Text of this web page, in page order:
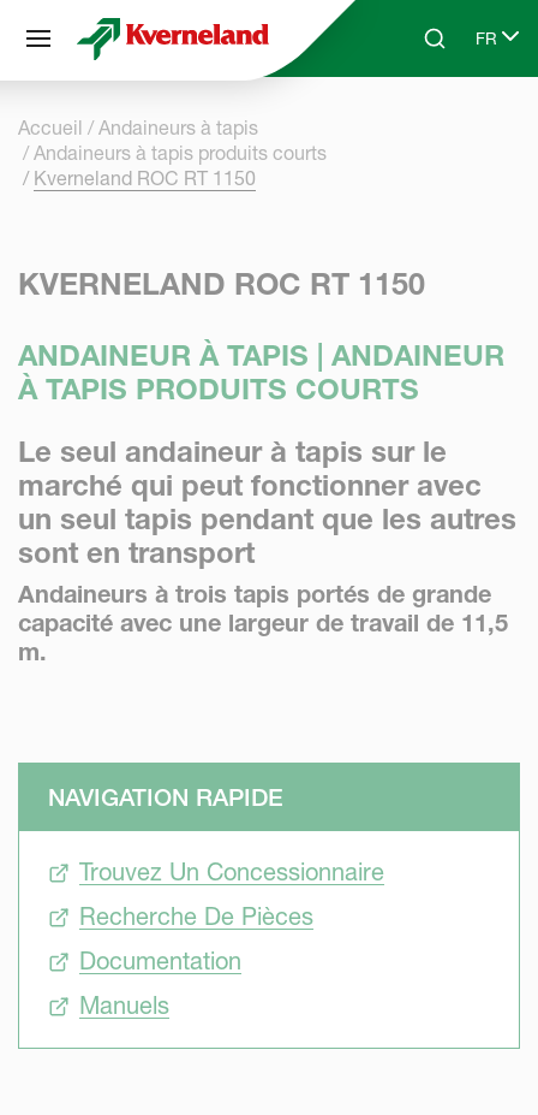
Skip to main contentSearchFR
Select
Accueil
Andaineurs à tapis
Andaineurs à tapis produits courts
Kverneland ROC RT 1150
KVERNELAND ROC RT 1150
ANDAINEUR À TAPIS | ANDAINEUR
À TAPIS PRODUITS COURTS
Le seul andaineur à tapis sur le
marché qui peut fonctionner avec
un seul tapis pendant que les autres
sont en transport
Andaineurs à trois tapis portés de grande
capacité avec une largeur de travail de 11,5
m.
NAVIGATION RAPIDE
Trouvez Un Concessionnaire
Recherche De Pièces
Documentation
Manuels
Panneau de gestion des cookies